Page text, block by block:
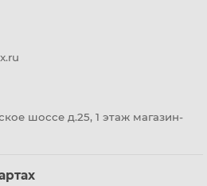
шоссе д.25, 1 этаж магазин-